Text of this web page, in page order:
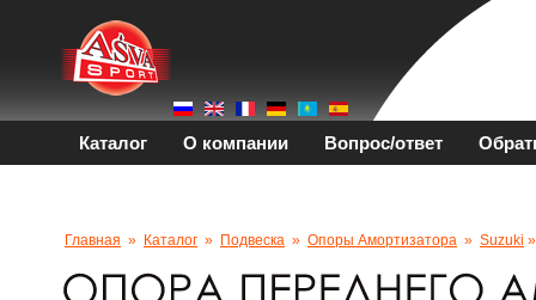
Каталог О компании Вопрос/ответ
Главная » Каталог » Подвеска » Опоры Амортизатора » Suzuki